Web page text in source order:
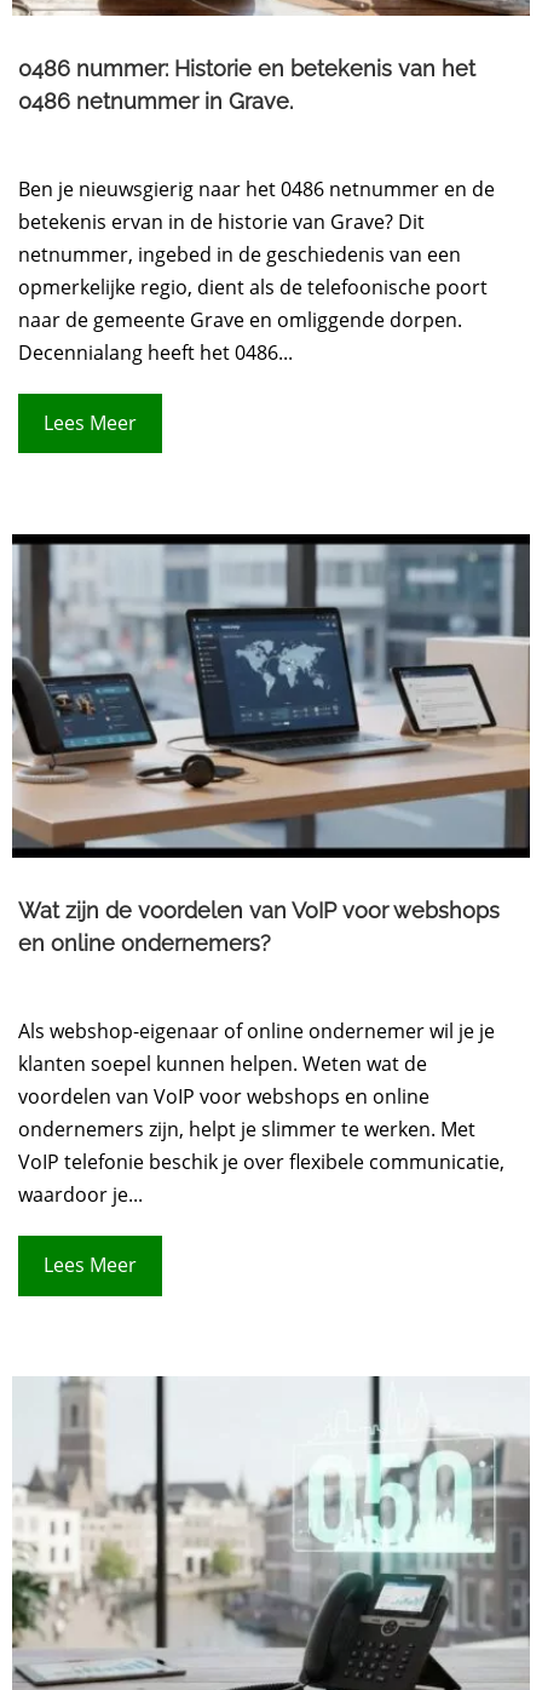
0486 nummer: Historie en betekenis van het
0486 netnummer in Grave.​
Ben je nieuwsgierig naar het 0486 netnummer en de
betekenis ervan in de historie van Grave? Dit
netnummer, ingebed in de geschiedenis van een
opmerkelijke regio, dient als de telefoonische poort
naar de gemeente Grave en omliggende dorpen.
Decennialang heeft het 0486...
Lees Meer
Wat zijn de voordelen van VoIP voor webshops
en online ondernemers?
Als webshop-eigenaar of online ondernemer wil je je
klanten soepel kunnen helpen. Weten wat de
voordelen van VoIP voor webshops en online
ondernemers zijn, helpt je slimmer te werken. Met
VoIP telefonie beschik je over flexibele communicatie,
waardoor je...
Lees Meer